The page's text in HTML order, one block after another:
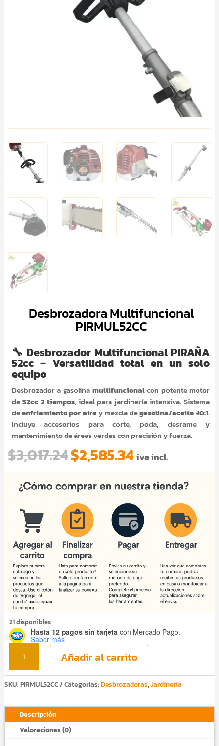
Desbrozadora Multifuncional
PIRMUL52CC
🔧 Desbrozador Multifuncional PIRAÑA
52cc – Versatilidad total en un solo
equipo
Desbrozador a gasolina multifuncionalcon potente motor
de 52cc 2 tiempos, ideal para jardinería intensiva. Sistema
deenfriamiento por airey mezcla degasolina/aceite 40:1.
Incluye accesorios para corte, poda, desrame y
mantenimiento de áreas verdes con precisión y fuerza.
$3,017.24El
precio
era:
$3,017.24.
$2,585.34El
precio
actual
es:
$2,585.34.
iva incl.
21 disponibles
Hasta 12 pagos sin tarjetacon Mercado Pago.
Saber más
Desbrozadora
Multifuncional
PIRMUL52CC
cantidad
Añadir al carrito
SKU:PIRMUL52CC Categorías:Desbrozadoras,Jardinería
Descripción
Valoraciones (0)